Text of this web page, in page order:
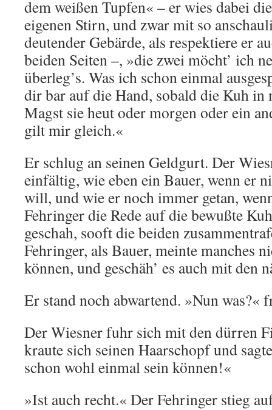
dem weißen Tupfen« – er wies dabei
eigenen Stirn, und zwar mit so
deutender Gebärde, als respektiere er
beiden Seiten –, »die zwei möcht’ ich
überleg’s. Was ich schon einmal
dir bar auf die Hand, sobald die Kuh in
Magst sie heut oder morgen oder ein
gilt mir gleich.«
Er schlug an seinen Geldgurt. Der
einfältig, wie eben ein Bauer, wenn er
will, und wie er noch immer getan,
Fehringer die Rede auf die bewußte
geschah, sooft die beiden
Fehringer, als Bauer, meinte manches
können, und geschäh’ es auch mit den
Er stand noch abwartend. »Nun was?«
Der Wiesner fuhr sich mit den dürren
kraute sich seinen Haarschopf und
schon wohl einmal sein können!«
»Ist auch recht.« Der Fehringer stieg